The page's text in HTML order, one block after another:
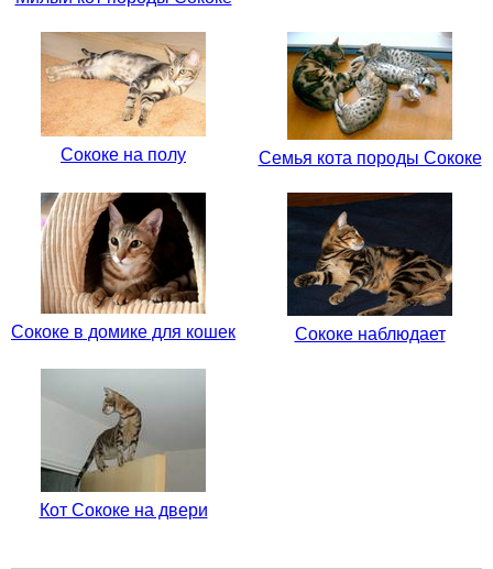
Сококе на полу Семья кота породы Сококе
Сококе в домике для кошек Сококе наблюдает
Кот Сококе на двери